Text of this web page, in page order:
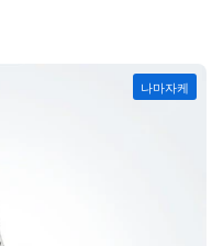
나마자케